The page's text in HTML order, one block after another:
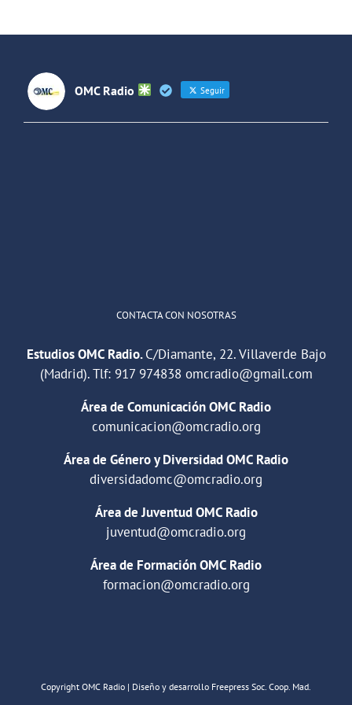
OMC Radio Seguir
CONTACTA CON NOSOTRAS
Estudios OMC Radio.C/Diamante, 22. Villaverde Bajo
(Madrid). Tlf: 917 974838 omcradio@gmail.com
Área de Comunicación OMC Radio
comunicacion@omcradio.org
Área de Género y Diversidad OMC Radio
diversidadomc@omcradio.org
Área de Juventud OMC Radio
juventud@omcradio.org
Área de Formación OMC Radio
formacion@omcradio.org
Copyright OMC Radio | Diseño y desarrollo Freepress Soc. Coop. Mad.